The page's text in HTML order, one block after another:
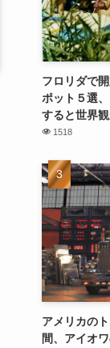
フロリダで
ポット５選
すると世界
1518
アメリカの
間、アイオ